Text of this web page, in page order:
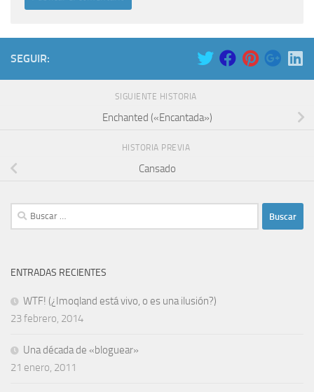
SEGUIR:
SIGUIENTE HISTORIA
Enchanted («Encantada»)
HISTORIA PREVIA
Cansado
Buscar:
ENTRADAS RECIENTES
WTF! (¿Imoqland está vivo, o es una ilusión?)
23 febrero, 2014
Una década de «bloguear»
21 enero, 2011